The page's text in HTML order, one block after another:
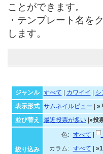
ことができます。
・テンプレート名を
します。
ジャンル すべて カワイイ シ
表示形式
サムネイルビュー
»
並び替え
最近投票が多い| »投
絞り込み
色: すべて
カラム:
すべて